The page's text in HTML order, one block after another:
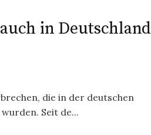
in Deutschland
die in der deutschen
Seit de...